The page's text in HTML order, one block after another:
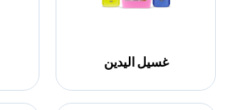
غسيل اليدين